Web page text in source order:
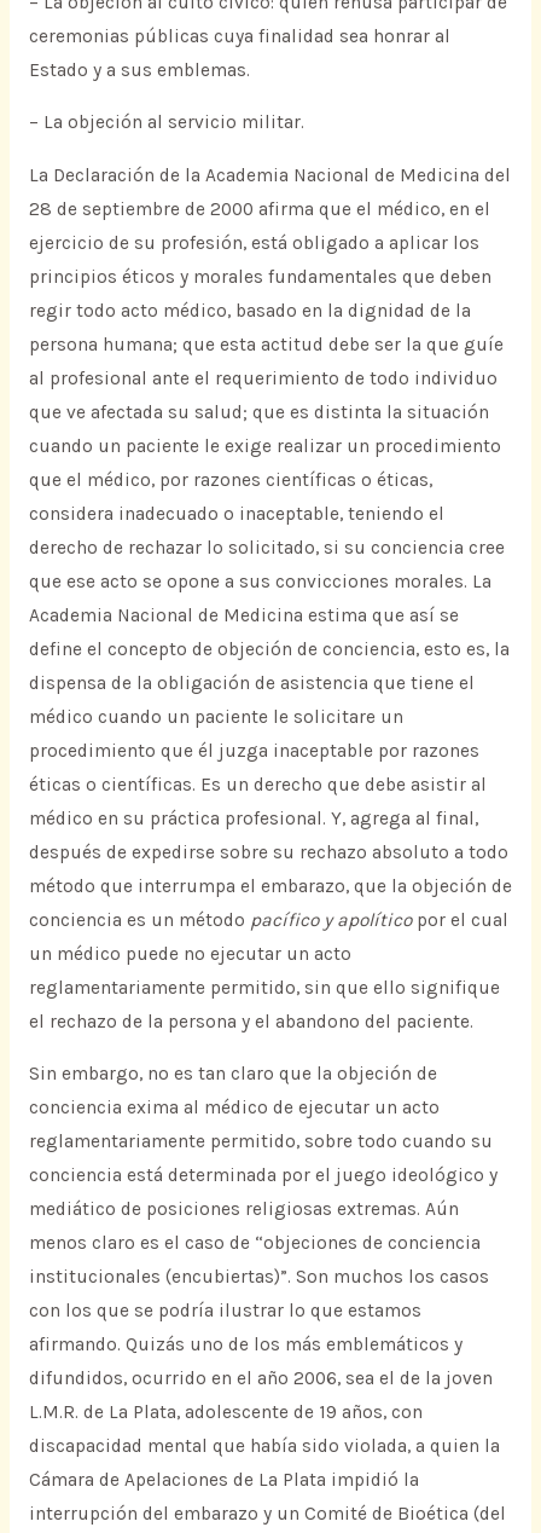
ceremonias públicas cuya finalidad sea honrar al
Estado y a sus emblemas.
– La objeción al servicio militar.
La Declaración de la Academia Nacional de Medicina del
28 de septiembre de 2000 afirma que el médico, en el
ejercicio de su profesión, está obligado a aplicar los
principios éticos y morales fundamentales que deben
regir todo acto médico, basado en la dignidad de la
persona humana; que esta actitud debe ser la que guíe
al profesional ante el requerimiento de todo individuo
que ve afectada su salud; que es distinta la situación
cuando un paciente le exige realizar un procedimiento
que el médico, por razones científicas o éticas,
considera inadecuado o inaceptable, teniendo el
derecho de rechazar lo solicitado, si su conciencia cree
que ese acto se opone a sus convicciones morales. La
Academia Nacional de Medicina estima que así se
define el concepto de objeción de conciencia, esto es, la
dispensa de la obligación de asistencia que tiene el
médico cuando un paciente le solicitare un
procedimiento que él juzga inaceptable por razones
éticas o científicas. Es un derecho que debe asistir al
médico en su práctica profesional. Y, agrega al final,
después de expedirse sobre su rechazo absoluto a todo
método que interrumpa el embarazo, que la objeción de
conciencia es un método pacífico y apolíticopor el cual
un médico puede no ejecutar un acto
reglamentariamente permitido, sin que ello signifique
el rechazo de la persona y el abandono del paciente.
Sin embargo, no es tan claro que la objeción de
conciencia exima al médico de ejecutar un acto
reglamentariamente permitido, sobre todo cuando su
conciencia está determinada por el juego ideológico y
mediático de posiciones religiosas extremas. Aún
menos claro es el caso de “objeciones de conciencia
institucionales (encubiertas)”. Son muchos los casos
con los que se podría ilustrar lo que estamos
afirmando. Quizás uno de los más emblemáticos y
difundidos, ocurrido en el año 2006, sea el de la joven
L.M.R. de La Plata, adolescente de 19 años, con
discapacidad mental que había sido violada, a quien la
Cámara de Apelaciones de La Plata impidió la
interrupción del embarazo y un Comité de Bioética (del